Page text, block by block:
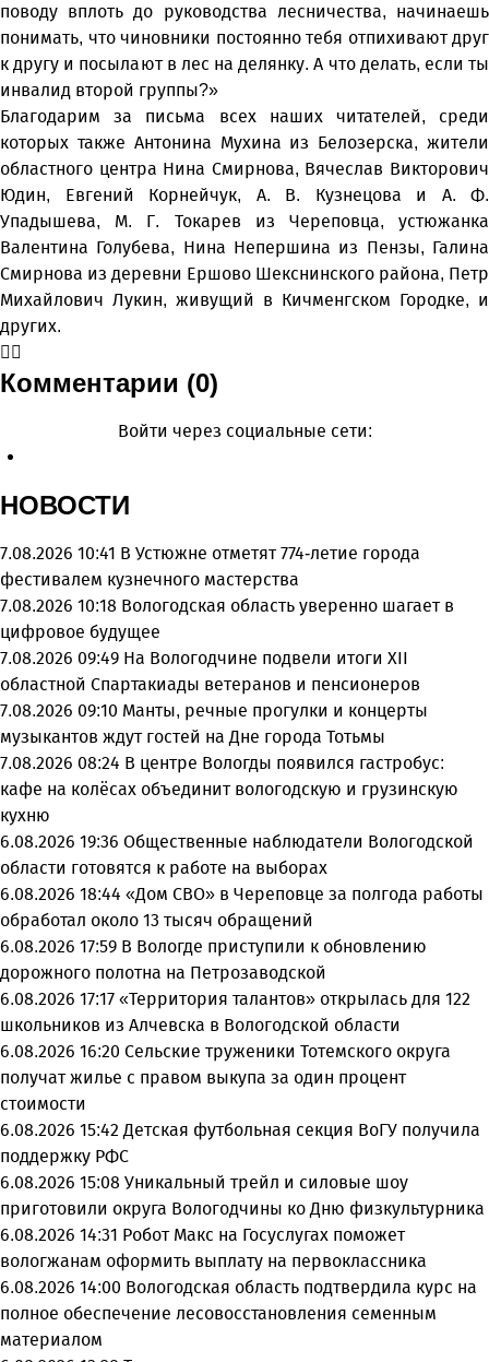
поводу вплоть до руководства лесничества, начинаешь
понимать, что чиновники постоянно тебя отпихивают друг
к другу и посылают в лес на делянку. А что делать, если ты
инвалид второй группы?»
Благодарим за письма всех наших читателей, среди
которых также Антонина Мухина из Белозерска, жители
областного центра Нина Смирнова, Вячеслав Викторович
Юдин, Евгений Корнейчук, А. В. Кузнецова и А. Ф.
Упадышева, М. Г. Токарев из Череповца, устюжанка
Валентина Голубева, Нина Непершина из Пензы, Галина
Смирнова из деревни Ершово Шекснинского района, Петр
Михайлович Лукин, живущий в Кичменгском Городке, и
других.
Комментарии (0)
Войти через социальные сети:
НОВОСТИ
7.08.2026 10:41 В Устюжне отметят 774-летие города
фестивалем кузнечного мастерства
7.08.2026 10:18 Вологодская область уверенно шагает в
цифровое будущее
7.08.2026 09:49 На Вологодчине подвели итоги XII
областной Спартакиады ветеранов и пенсионеров
7.08.2026 09:10 Манты, речные прогулки и концерты
музыкантов ждут гостей на Дне города Тотьмы
7.08.2026 08:24 В центре Вологды появился гастробус:
кафе на колёсах объединит вологодскую и грузинскую
кухню
6.08.2026 19:36 Общественные наблюдатели Вологодской
области готовятся к работе на выборах
6.08.2026 18:44 «Дом СВО» в Череповце за полгода работы
обработал около 13 тысяч обращений
6.08.2026 17:59 В Вологде приступили к обновлению
дорожного полотна на Петрозаводской
6.08.2026 17:17 «Территория талантов» открылась для 122
школьников из Алчевска в Вологодской области
6.08.2026 16:20 Сельские труженики Тотемского округа
получат жилье с правом выкупа за один процент
стоимости
6.08.2026 15:42 Детская футбольная секция ВоГУ получила
поддержку РФС
6.08.2026 15:08 Уникальный трейл и силовые шоу
приготовили округа Вологодчины ко Дню физкультурника
6.08.2026 14:31 Робот Макс на Госуслугах поможет
вологжанам оформить выплату на первоклассника
6.08.2026 14:00 Вологодская область подтвердила курс на
полное обеспечение лесовосстановления семенным
материалом